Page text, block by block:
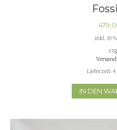
inkl. 19
Lieferzeit:
IN DEN